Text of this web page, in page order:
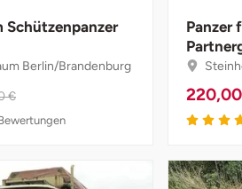
Schützenpanzer
Berlin/Brandenburg
€
von 5
Panzer